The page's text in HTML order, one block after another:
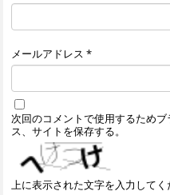
メールアドレス *
次回のコメントで使用するため
ス、サイトを保存する。
上に表示された文字を入力してく